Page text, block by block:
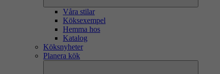
Våra stilar
Köksexempel
Hemma hos
Katalog
Köksnyheter
Planera kök